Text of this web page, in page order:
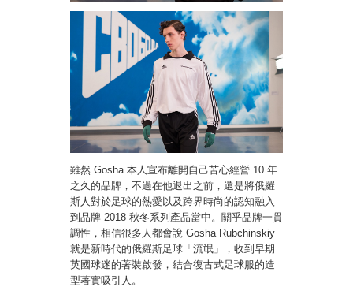
雖然 Gosha 本人宣布離開自己苦心經營 10 年
之久的品牌，不過在他退出之前，還是將俄羅
斯人對於足球的熱愛以及跨界時尚的認知融入
到品牌 2018 秋冬系列產品當中。關乎品牌一貫
調性，相信很多人都會說 Gosha Rubchinskiy
就是新時代的俄羅斯足球「流氓」，收到早期
英國球迷的著裝啟發，結合復古式足球服的造
型著實吸引人。